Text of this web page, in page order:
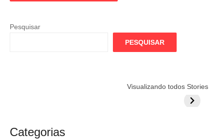
Pesquisar
PESQUISAR
Visualizando todos Stories
argentino
do
Categorias